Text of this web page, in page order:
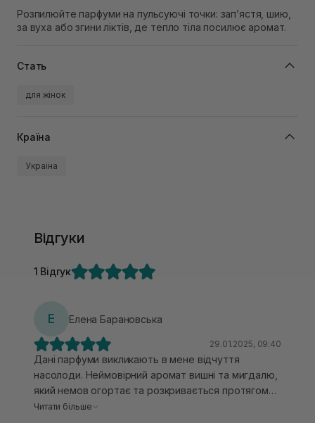
Розпилюйте парфуми на пульсуючі точки: зап’ястя, шию,
за вуха або згини ліктів, де тепло тіла посилює аромат.
Стать
для жінок
Країна
Україна
Відгуки
1 Відгук
Е Елена Барановська
29.01.2025, 09:40
Дані парфуми викликають в мене відчуття
насолоди. Неймовірний аромат вишні та мигдалю,
який немов огортає та розкривається протягом
дня по-особливому. Люблю їх на холодну пору.
Читати більше